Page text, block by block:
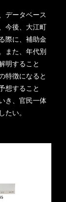
データベース
今後、大江町
際に、補助金
また、年代別
明すること
特徴になると
想すること
き、官民一体
い。